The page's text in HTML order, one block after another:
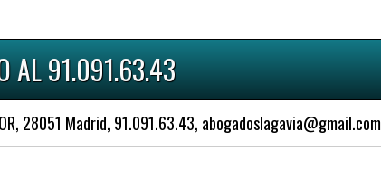
AL 91.091.63.43
28051 Madrid, 91.091.63.43, abogadoslagavia@gmail.com